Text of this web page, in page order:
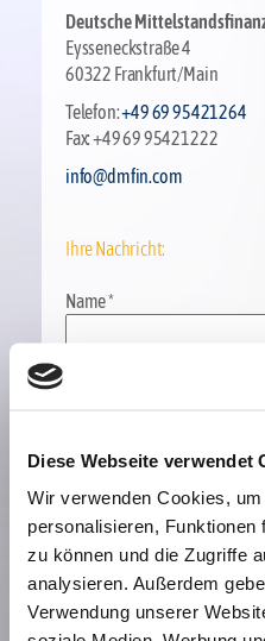
Diese Webseite verwendet
Wir verwenden Cookies,
personalisieren, Funktionen
zu können und die Zugriffe
analysieren. Außerdem
Verwendung unserer
Deutsche
Eysseneckstraße 4
60322 Frankfurt/Main
Telefon:+49 69 95421264
Fax: +49 69 95421222
info@dmfin.com
Ihre Nachricht:
Name *
Ihre Mitteilung an uns: *